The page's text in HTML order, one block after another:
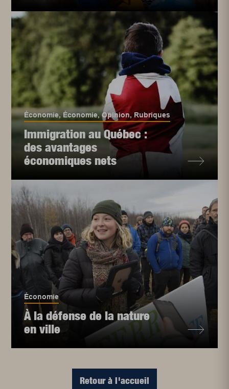
Économie,Économie,Opinion,Rubriques
Immigration au Québec :
des avantages
économiques nets
Économie
À la défense de la nature
en ville
Retour à l'accueil